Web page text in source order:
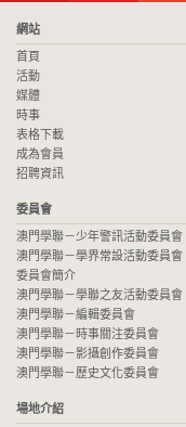
網站
首頁
活動
媒體
時事
表格下載
成為會員
招聘資訊
委員會
澳門學聯－少年警訊活動委員會
澳門學聯－學界常設活動委員會
委員會簡介
澳門學聯－學聯之友活動委員會
澳門學聯－編輯委員會
澳門學聯－時事關注委員會
澳門學聯－影攝創作委員會
澳門學聯－歷史文化委員會
場地介紹